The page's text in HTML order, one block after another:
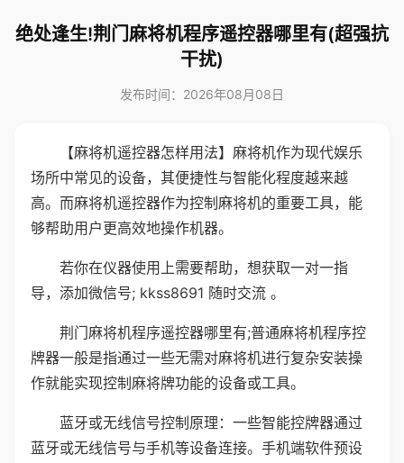
绝处逢生!荆门麻将机程序遥控器哪里有(超强抗
干扰)
发布时间：2026年08月08日
【麻将机遥控器怎样用法】麻将机作为现代娱乐
场所中常见的设备，其便捷性与智能化程度越来越
高。而麻将机遥控器作为控制麻将机的重要工具，能
够帮助用户更高效地操作机器。
若你在仪器使用上需要帮助，想获取一对一指
导，添加微信号; kkss8691 随时交流 。
荆门麻将机程序遥控器哪里有;普通麻将机程序控
牌器一般是指通过一些无需对麻将机进行复杂安装操
作就能实现控制麻将牌功能的设备或工具。
蓝牙或无线信号控制原理：一些智能控牌器通过
蓝牙或无线信号与手机等设备连接。手机端软件预设